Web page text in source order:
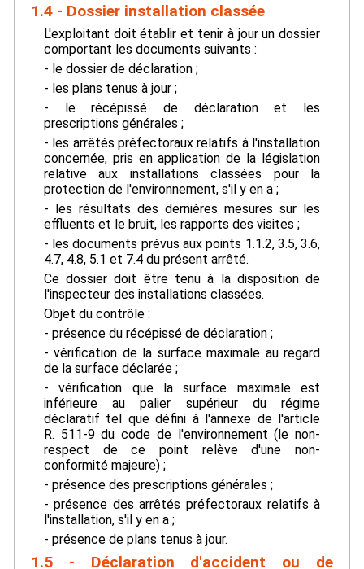
1.4 - Dossier installation classée
L'exploitant doit établir et tenir à jour un dossier
comportant les documents suivants :
- le dossier de déclaration ;
- les plans tenus à jour ;
- le récépissé de déclaration et les
prescriptions générales ;
- les arrêtés préfectoraux relatifs à l'installation
concernée, pris en application de la législation
relative aux installations classées pour la
protection de l'environnement, s'il y en a ;
- les résultats des dernières mesures sur les
effluents et le bruit, les rapports des visites ;
- les documents prévus aux points 1.1.2, 3.5, 3.6,
4.7, 4.8, 5.1 et 7.4 du présent arrêté.
Ce dossier doit être tenu à la disposition de
l'inspecteur des installations classées.
Objet du contrôle :
- présence du récépissé de déclaration ;
- vérification de la surface maximale au regard
de la surface déclarée ;
- vérification que la surface maximale est
inférieure au palier supérieur du régime
déclaratif tel que défini à l'annexe de l'article
R. 511-9 du code de l'environnement (le non-
respect de ce point relève d'une non-
conformité majeure) ;
- présence des prescriptions générales ;
- présence des arrêtés préfectoraux relatifs à
l'installation, s'il y en a ;
- présence de plans tenus à jour.
1.5 - Déclaration d'accident ou de